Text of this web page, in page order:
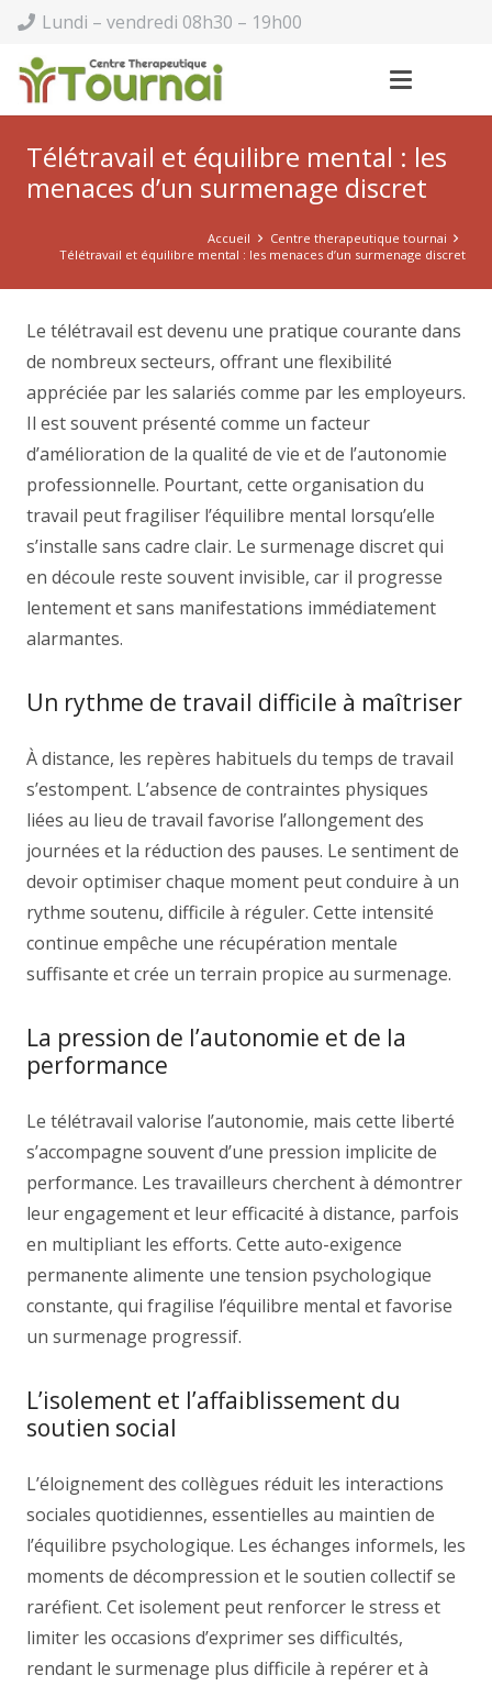
Lundi – vendredi 08h30 – 19h00
Télétravail et équilibre mental : les
menaces d’un surmenage discret
Accueil
Centre therapeutique tournai
Télétravail et équilibre mental : les menaces d’un surmenage discret
Le télétravail est devenu une pratique courante dans
de nombreux secteurs, offrant une flexibilité
appréciée par les salariés comme par les employeurs.
Il est souvent présenté comme un facteur
d’amélioration de la qualité de vie et de l’autonomie
professionnelle. Pourtant, cette organisation du
travail peut fragiliser l’équilibre mental lorsqu’elle
s’installe sans cadre clair. Le surmenage discret qui
en découle reste souvent invisible, car il progresse
lentement et sans manifestations immédiatement
alarmantes.
Un rythme de travail difficile à maîtriser
À distance, les repères habituels du temps de travail
s’estompent. L’absence de contraintes physiques
liées au lieu de travail favorise l’allongement des
journées et la réduction des pauses. Le sentiment de
devoir optimiser chaque moment peut conduire à un
rythme soutenu, difficile à réguler. Cette intensité
continue empêche une récupération mentale
suffisante et crée un terrain propice au surmenage.
La pression de l’autonomie et de la
performance
Le télétravail valorise l’autonomie, mais cette liberté
s’accompagne souvent d’une pression implicite de
performance. Les travailleurs cherchent à démontrer
leur engagement et leur efficacité à distance, parfois
en multipliant les efforts. Cette auto-exigence
permanente alimente une tension psychologique
constante, qui fragilise l’équilibre mental et favorise
un surmenage progressif.
L’isolement et l’affaiblissement du
soutien social
L’éloignement des collègues réduit les interactions
sociales quotidiennes, essentielles au maintien de
l’équilibre psychologique. Les échanges informels, les
moments de décompression et le soutien collectif se
raréfient. Cet isolement peut renforcer le stress et
limiter les occasions d’exprimer ses difficultés,
rendant le surmenage plus difficile à repérer et à